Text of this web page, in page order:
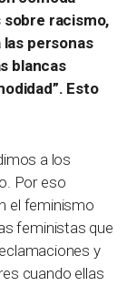
racismo,
personas
blancas
Esto
a los
Por eso
el feminismo
feministas que
y
cuando ellas